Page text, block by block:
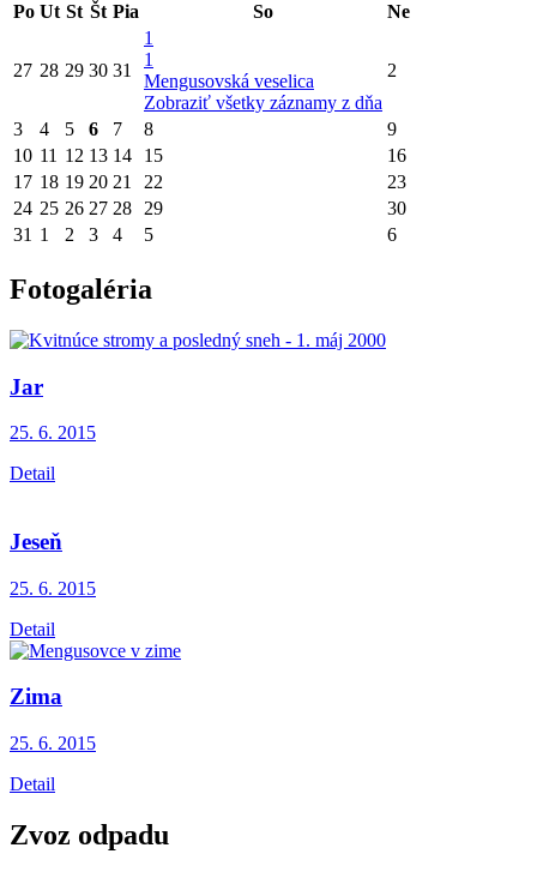
Po Ut St Št Pia So Ne
27 28 29 30 31
1
1
Mengusovská veselica
Zobraziť všetky záznamy z dňa
2
3 4 5 6 7 8
9
10 11 12 13 14 15
16
17 18 19 20 21 22
23
24 25 26 27 28 29
30
31 1 2 3 4 5 6
Fotogaléria
Jar
25. 6. 2015
Detail
Jeseň
25. 6. 2015
Detail
Zima
25. 6. 2015
Detail
Zvoz odpadu